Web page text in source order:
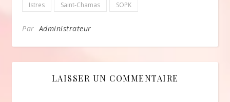
Istres
Saint-Chamas SOPK
ParAdministrateur
LAISSER UN COMMENTAIRE